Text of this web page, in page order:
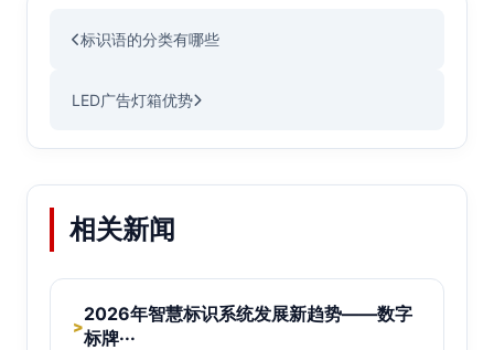
标识语的分类有哪些
LED广告灯箱优势
相关新闻
>
2026年智慧标识系统发展新趋势——数字
标牌···